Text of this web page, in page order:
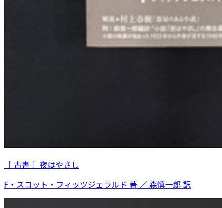
［ 古書 ］夜はやさし
F・スコット・フィッツジェラルド 著 ／ 森慎一郎 訳